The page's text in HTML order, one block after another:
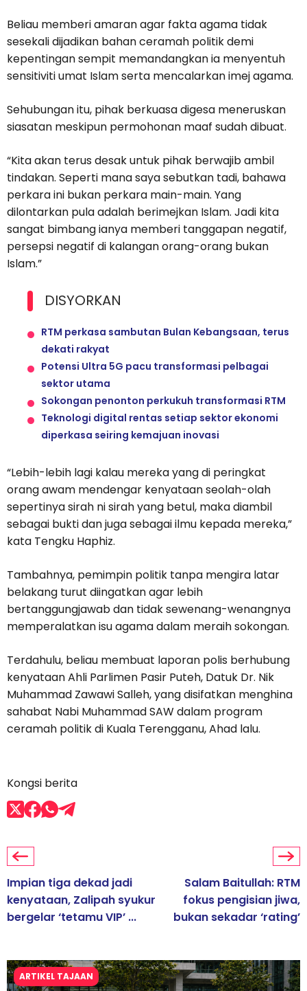
Beliau memberi amaran agar fakta agama tidak
sesekali dijadikan bahan ceramah politik demi
kepentingan sempit memandangkan ia menyentuh
sensitiviti umat Islam serta mencalarkan imej agama.
Sehubungan itu, pihak berkuasa digesa meneruskan
siasatan meskipun permohonan maaf sudah dibuat.
“Kita akan terus desak untuk pihak berwajib ambil
tindakan. Seperti mana saya sebutkan tadi, bahawa
perkara ini bukan perkara main-main. Yang
dilontarkan pula adalah berimejkan Islam. Jadi kita
sangat bimbang ianya memberi tanggapan negatif,
persepsi negatif di kalangan orang-orang bukan
Islam.”
DISYORKAN
RTM perkasa sambutan Bulan Kebangsaan, terus
dekati rakyat
Potensi Ultra 5G pacu transformasi pelbagai
sektor utama
Sokongan penonton perkukuh transformasi RTM
Teknologi digital rentas setiap sektor ekonomi
diperkasa seiring kemajuan inovasi
“Lebih-lebih lagi kalau mereka yang di peringkat
orang awam mendengar kenyataan seolah-olah
sepertinya sirah ni sirah yang betul, maka diambil
sebagai bukti dan juga sebagai ilmu kepada mereka,”
kata Tengku Haphiz.
Tambahnya, pemimpin politik tanpa mengira latar
belakang turut diingatkan agar lebih
bertanggungjawab dan tidak sewenang-wenangnya
memperalatkan isu agama dalam meraih sokongan.
Terdahulu, beliau membuat laporan polis berhubung
kenyataan Ahli Parlimen Pasir Puteh, Datuk Dr. Nik
Muhammad Zawawi Salleh, yang disifatkan menghina
sahabat Nabi Muhammad SAW dalam program
ceramah politik di Kuala Terengganu, Ahad lalu.
Kongsi berita
Impian tiga dekad jadi
kenyataan, Zalipah syukur
bergelar ‘tetamu VIP’ ...
Salam Baitullah: RTM
fokus pengisian jiwa,
bukan sekadar ‘rating’
ARTIKEL TAJAAN